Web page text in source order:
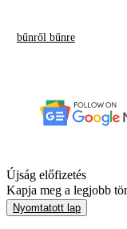
bűnről bűnre
Újság előfizetés
Kapja meg a legjobb
Nyomtatott lap